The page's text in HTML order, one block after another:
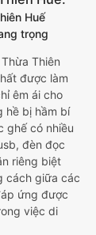
Huế
trọng
Thiên
được làm
êm ái cho
hề bị hầm bí
ghế có nhiều
đèn đọc
riêng biệt
cách giữa các
ứng được
việc di